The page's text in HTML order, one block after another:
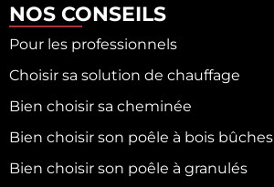
NOS CONSEILS
Pour les professionnels
Choisir sa solution de chauffage
Bien choisir sa cheminée
Bien choisir son poêle à bois bûches
Bien choisir son poêle à granulés